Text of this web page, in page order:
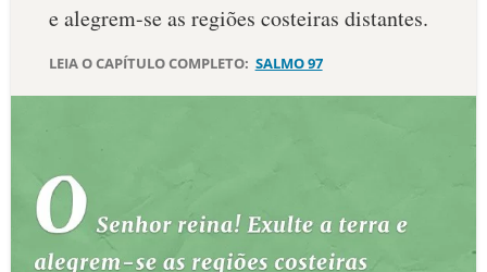
DEVOCIONAL DIÁRIO
ESTUDOS BÍBLICOS
ESBOÇOS DE PREGAÇÃO
e alegrem-se as regiões costeiras distantes.
LEIA O CAPÍTULO COMPLETO: SALMO 97